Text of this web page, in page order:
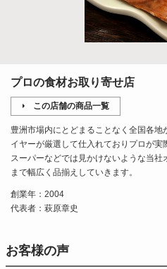
プロの食材お取り寄せ店
この店舗の商品一覧
豊洲市場内にとどまることなく全国各
イヤーが厳選して仕入れておりプロが
スーパーなどでは見かけないような当
まで幅広く品揃えしていきます。
創業年：2004
代表者：萩原章史
お客様の声